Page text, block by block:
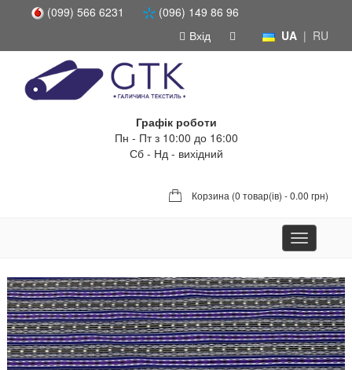
(099) 566 6231
(096) 149 86 96
UA | RU
Вхід
Графік роботи
Пн - Пт з 10:00 до 16:00
Сб - Нд - вихідний
Корзина (0 товар(ів) - 0.00 грн)
Toggle
navigation